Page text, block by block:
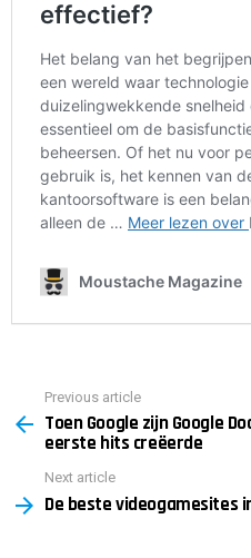
more
Previous article
Toen Google zijn Google
eerste hits creëerde
Next article
De beste videogamesites